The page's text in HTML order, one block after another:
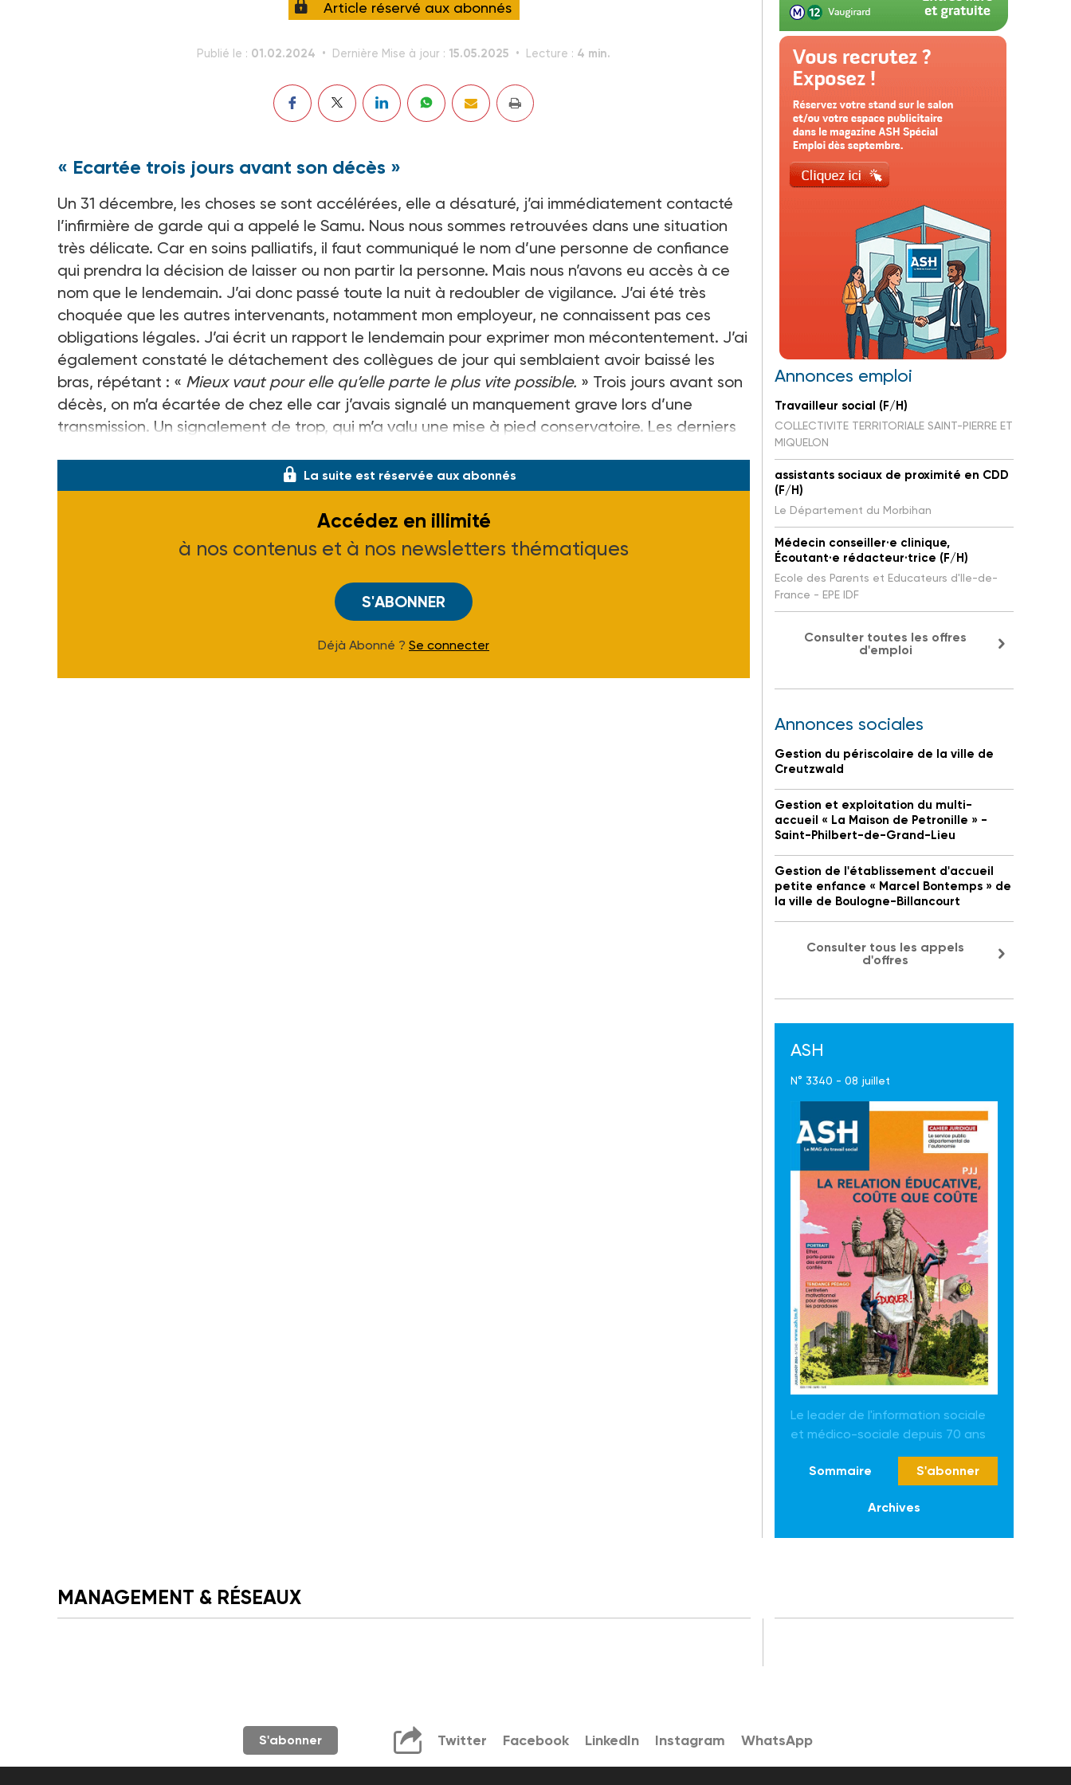
Article réservé aux abonnés
Publié le : 01.02.2024 Dernière Mise à jour : 15.05.2025 Lecture : 4 min.
« Ecartée trois jours avant son décès »
Un 31 décembre, les choses se sont accélérées, elle a désaturé, j’ai immédiatement contacté
l’infirmière de garde qui a appelé le Samu. Nous nous sommes retrouvées dans une situation
très délicate. Car en soins palliatifs, il faut communiqué le nom d’une personne de confiance
qui prendra la décision de laisser ou non partir la personne. Mais nous n’avons eu accès à ce
nom que le lendemain. J’ai donc passé toute la nuit à redoubler de vigilance. J’ai été très
choquée que les autres intervenants, notamment mon employeur, ne connaissent pas ces
obligations légales. J’ai écrit un rapport le lendemain pour exprimer mon mécontentement. J’ai
également constaté le détachement des collègues de jour qui semblaient avoir baissé les
bras, répétant : « Mieux vaut pour elle qu’elle parte le plus vite possible. » Trois jours avant son
décès, on m’a écartée de chez elle car j’avais signalé un manquement grave lors d’une
transmission. Un signalement de trop, qui m’a valu une mise à pied conservatoire. Les derniers
La suite est réservée aux abonnés
Accédez en illimité
à nos contenus et à nos newsletters thématiques
S'ABONNER
Déjà Abonné ? Se connecter
Annonces emploi
Travailleur social (F/H)
COLLECTIVITE TERRITORIALE SAINT-PIERRE ET
MIQUELON
assistants sociaux de proximité en CDD
(F/H)
Le Département du Morbihan
Médecin conseiller·e clinique,
Écoutant·e rédacteur·trice (F/H)
Ecole des Parents et Educateurs d'Ile-de-
France - EPE IDF
Consulter toutes les offres
d'emploi
Annonces sociales
Gestion du périscolaire de la ville de
Creutzwald
Gestion et exploitation du multi-
accueil « La Maison de Petronille » -
Saint-Philbert-de-Grand-Lieu
Gestion de l'établissement d'accueil
petite enfance « Marcel Bontemps » de
la ville de Boulogne-Billancourt
Consulter tous les appels
d'offres
ASH
N° 3340 - 08 juillet
Le leader de l'information sociale
et médico-sociale depuis 70 ans
Sommaire S'abonner
Archives
MANAGEMENT & RÉSEAUX
S'abonner Twitter Facebook LinkedIn Instagram WhatsApp